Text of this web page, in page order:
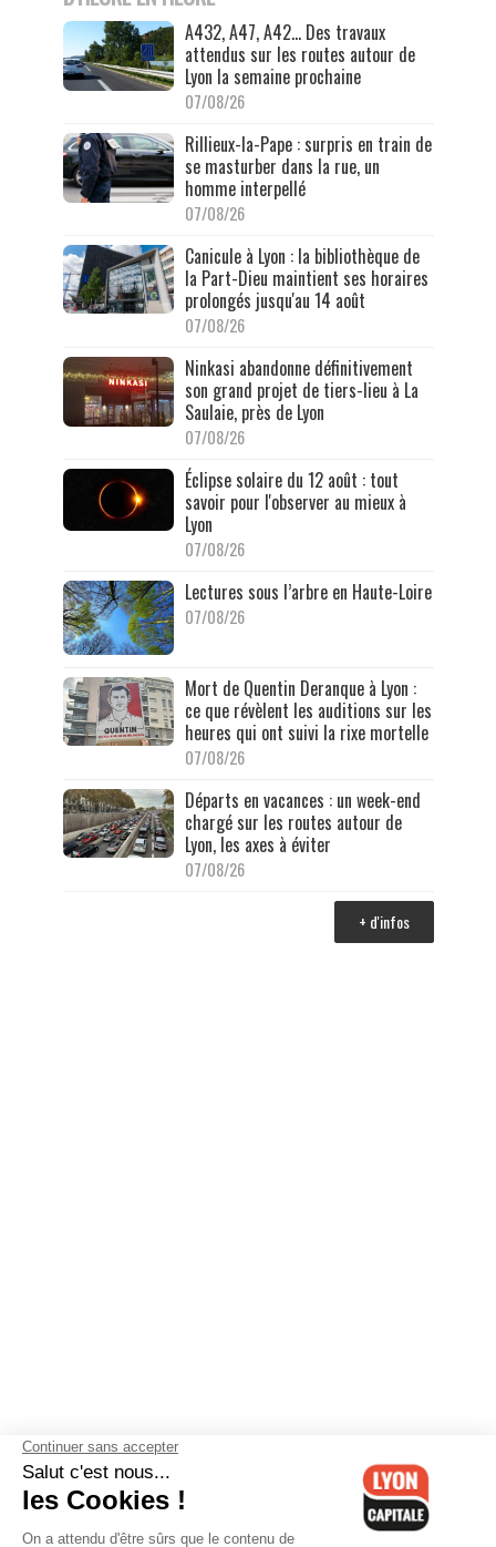
A432, A47, A42… Des travaux
attendus sur les routes autour de
Lyon la semaine prochaine
07/08/26
Rillieux-la-Pape : surpris en train de
se masturber dans la rue, un
homme interpellé
07/08/26
Canicule à Lyon : la bibliothèque de
la Part-Dieu maintient ses horaires
prolongés jusqu'au 14 août
07/08/26
Ninkasi abandonne définitivement
son grand projet de tiers-lieu à La
Saulaie, près de Lyon
07/08/26
Éclipse solaire du 12 août : tout
savoir pour l'observer au mieux à
Lyon
07/08/26
Lectures sous l’arbre en Haute-Loire
07/08/26
Mort de Quentin Deranque à Lyon :
ce que révèlent les auditions sur les
heures qui ont suivi la rixe mortelle
07/08/26
Départs en vacances : un week-end
chargé sur les routes autour de
Lyon, les axes à éviter
07/08/26
+ d'infos